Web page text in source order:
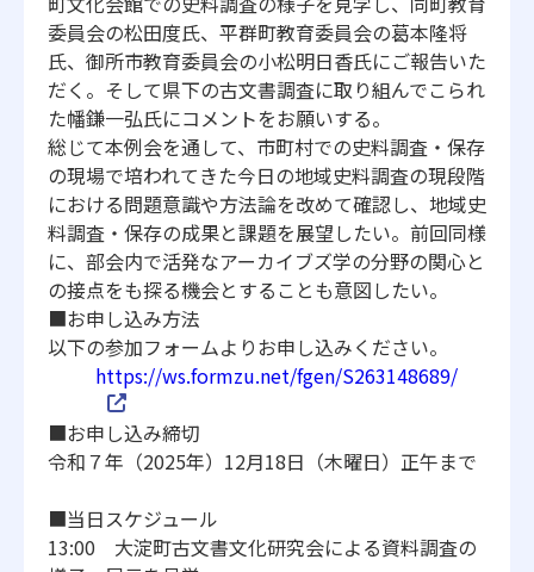
委員会の松田度氏、平群町教育委員会の葛本隆将
氏、 御所市教育委員会の小松明日香氏にご報告いた
だく。 そして県下の古文書調査に取り組んでこられ
た幡鎌一弘氏にコメン トをお願いする。
総じて本例会を通して、市町村での史料調査・ 保存
の現場で培われてきた今日の地域史料調査の現段階
における問題意識や方法論を改めて確認し、地域史
料調査・ 保存の成果と課題を展望したい。前回同様
に、 部会内で活発なアーカイブズ学の分野の関心と
の接点をも探る機会とすることも意図したい。
■お申し込み方法
以下の参加フォームよりお申し込みください。
https://ws.formzu.net/fgen/S263148689/
■お申し込み締切
令和７年（2025年）12月18日（木曜日）正午まで
■当日スケジュール
13:00 大淀町古文書文化研究会による資料調査の